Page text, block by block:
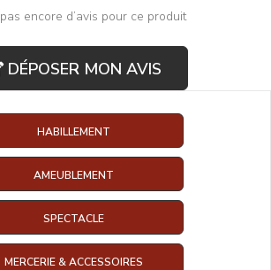
pas encore d’avis pour ce produit
DÉPOSER MON AVIS
HABILLEMENT
AMEUBLEMENT
SPECTACLE
MERCERIE & ACCESSOIRES